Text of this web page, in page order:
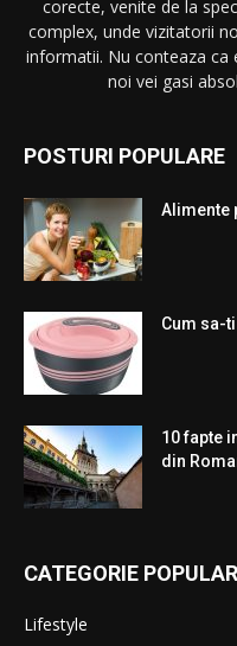
corecte, venite de la
complex, unde vizitatorii
informatii. Nu conteaza ca
noi vei gasi
POSTURI POPULARE
Alimente
Cum sa-
10 fapte
din
CATEGORIE
Lifestyle